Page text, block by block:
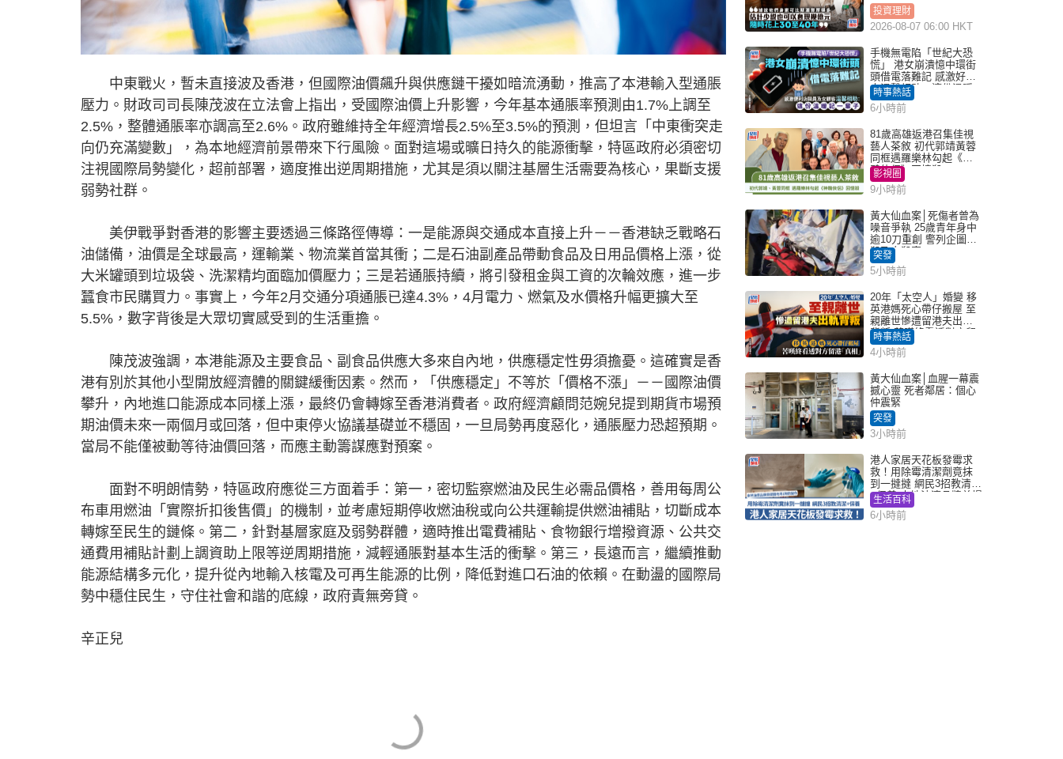
中東戰火，暫未直接波及香港，但國際油價飆升與供應鏈干擾如暗流湧動，推高了本港輸入型通脹
壓力。財政司司長陳茂波在立法會上指出，受國際油價上升影響，今年基本通脹率預測由1.7%上調至
2.5%，整體通脹率亦調高至2.6%。政府雖維持全年經濟增長2.5%至3.5%的預測，但坦言「中東衝突走
向仍充滿變數」，為本地經濟前景帶來下行風險。面對這場或曠日持久的能源衝擊，特區政府必須密切
注視國際局勢變化，超前部署，適度推出逆周期措施，尤其是須以關注基層生活需要為核心，果斷支援
弱勢社群。
美伊戰爭對香港的影響主要透過三條路徑傳導：一是能源與交通成本直接上升－－香港缺乏戰略石
油儲備，油價是全球最高，運輸業、物流業首當其衝；二是石油副產品帶動食品及日用品價格上漲，從
大米罐頭到垃圾袋、洗潔精均面臨加價壓力；三是若通脹持續，將引發租金與工資的次輪效應，進一步
蠶食市民購買力。事實上，今年2月交通分項通脹已達4.3%，4月電力、燃氣及水價格升幅更擴大至
5.5%，數字背後是大眾切實感受到的生活重擔。
陳茂波強調，本港能源及主要食品、副食品供應大多來自內地，供應穩定性毋須擔憂。這確實是香
港有別於其他小型開放經濟體的關鍵緩衝因素。然而，「供應穩定」不等於「價格不漲」－－國際油價
攀升，內地進口能源成本同樣上漲，最終仍會轉嫁至香港消費者。政府經濟顧問范婉兒提到期貨市場預
期油價未來一兩個月或回落，但中東停火協議基礎並不穩固，一旦局勢再度惡化，通脹壓力恐超預期。
當局不能僅被動等待油價回落，而應主動籌謀應對預案。
面對不明朗情勢，特區政府應從三方面着手：第一，密切監察燃油及民生必需品價格，善用每周公
布車用燃油「實際折扣後售價」的機制，並考慮短期停收燃油稅或向公共運輸提供燃油補貼，切斷成本
轉嫁至民生的鏈條。第二，針對基層家庭及弱勢群體，適時推出電費補貼、食物銀行增撥資源、公共交
通費用補貼計劃上調資助上限等逆周期措施，減輕通脹對基本生活的衝擊。第三，長遠而言，繼續推動
能源結構多元化，提升從內地輸入核電及可再生能源的比例，降低對進口石油的依賴。在動盪的國際局
勢中穩住民生，守住社會和諧的底線，政府責無旁貸。
辛正兒
投資理財
2026-08-07 06:00 HKT
手機無電陷「世紀大恐
慌」 港女崩潰憶中環街
頭借電落難記 感激好心
人溫馨相助：這份溫暖
記一輩子｜Juicy叮
時事熱話
6小時前
81歲高雄返港召集佳視
藝人茶敘 初代郭靖黃蓉
同框遇羅樂林勾起《神
鵰俠侶》回憶殺
影視圈
9小時前
黃大仙血案│死傷者曾為
噪音爭執 25歲青年身中
逾10刀重創 警列企圖謀
殺及自殺案
突發
5小時前
20年「太空人」婚變 移
英港媽死心帶仔搬屋 至
親離世慘遭留港夫出軌
背叛 苦嘆終看透對方留
港「真相」｜Juicy叮
時事熱話
4小時前
黃大仙血案│血腥一幕震
撼心靈 死者鄰居：個心
仲震緊
突發
3小時前
港人家居天花板發霉求
救！用除霉清潔劑竟抹
到一撻撻 網民3招教清潔
+保養 本地油漆品牌曾提
醒勿用1物防變色
生活百科
6小時前